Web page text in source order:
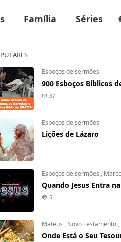
Família Séries
Esboços de sermões
900 Esboços Bíblicos
37
Esboços de sermões
Lições de Lázaro
Esboços de sermões ,
Quando Jesus Entra
5
Mateus , Novo Testamento ,
Onde Está o Seu